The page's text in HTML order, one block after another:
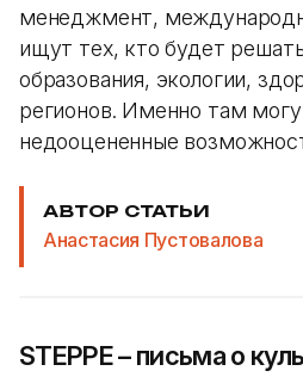
менеджмент,
ищут тех, кто будет
образования, экологии,
регионов. Именно там
недооцененные
АВТОР СТАТЬИ
Анастасия Пустовалова
STEPPE – письма о